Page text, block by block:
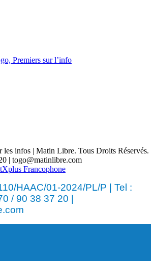
Premiers sur l’info
les infos | Matin Libre. Tous Droits Réservés.
| togo@matinlibre.com
Francophone
HAAC/01-2024/PL/P | Tel :
/ 90 38 37 20 |